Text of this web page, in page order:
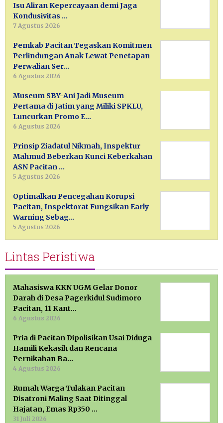
Isu Aliran Kepercayaan demi Jaga
Kondusivitas …
7 Agustus 2026
Pemkab Pacitan Tegaskan Komitmen
Perlindungan Anak Lewat Penetapan
Perwalian Ser…
6 Agustus 2026
Museum SBY-Ani Jadi Museum
Pertama di Jatim yang Miliki SPKLU,
Luncurkan Promo E…
6 Agustus 2026
Prinsip Ziadatul Nikmah, Inspektur
Mahmud Beberkan Kunci Keberkahan
ASN Pacitan …
5 Agustus 2026
Optimalkan Pencegahan Korupsi
Pacitan, Inspektorat Fungsikan Early
Warning Sebag…
5 Agustus 2026
Lintas Peristiwa
Mahasiswa KKN UGM Gelar Donor
Darah di Desa Pagerkidul Sudimoro
Pacitan, 11 Kant…
6 Agustus 2026
Pria di Pacitan Dipolisikan Usai Diduga
Hamili Kekasih dan Rencana
Pernikahan Ba…
4 Agustus 2026
Rumah Warga Tulakan Pacitan
Disatroni Maling Saat Ditinggal
Hajatan, Emas Rp350 …
31 Juli 2026